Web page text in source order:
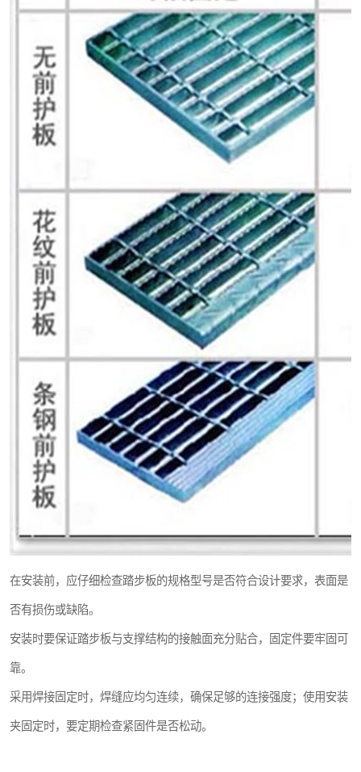
在安装前，应仔细检查踏步板的规格型号是否符合设计要求，表面是
否有损伤或缺陷。
安装时要保证踏步板与支撑结构的接触面充分贴合，固定件要牢固可
靠。
采用焊接固定时，焊缝应均匀连续，确保足够的连接强度；使用安装
夹固定时，要定期检查紧固件是否松动。